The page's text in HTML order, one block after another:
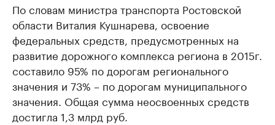
По словам министра транспорта Ростовской
области Виталия Кушнарева, освоение
федеральных средств, предусмотренных на
развитие дорожного комплекса региона в 2015г.
составило 95% по дорогам регионального
значения и 73% – по дорогам муниципального
значения. Общая сумма неосвоенных средств
достигла 1,3 млрд руб.